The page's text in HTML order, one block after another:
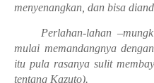
menyenangkan, dan bisa
Perlahan-lahan
mulai memandangnya
itu pula rasanya sulit
tentang Kazuto).